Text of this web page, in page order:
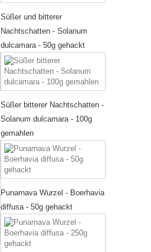
Süßer und bitterer
Nachtschatten - Solanum
dulcamara - 50g gehackt
Süßer bitterer Nachtschatten -
Solanum dulcamara - 100g
gemahlen
Punarnava Wurzel - Boerhavia
diffusa - 50g gehackt